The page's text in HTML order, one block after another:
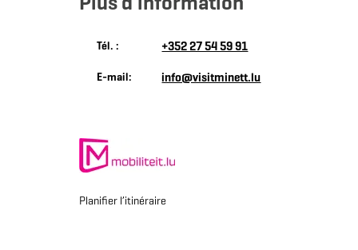
Tél. : +352 27 54 59 91
E-mail: info@visitminett.lu
Planifier l’itinéraire